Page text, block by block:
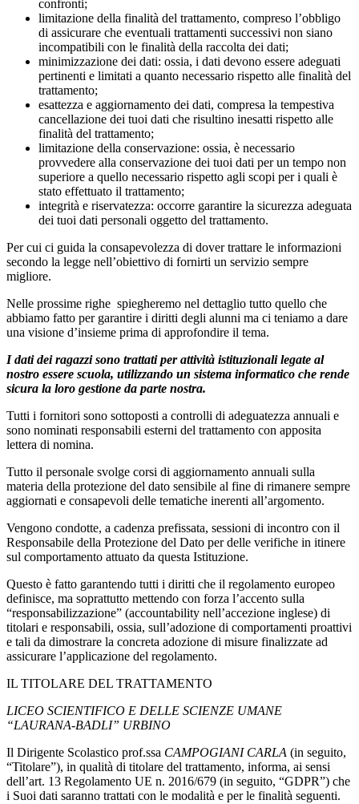
confronti;
limitazione della finalità del trattamento, compreso l’obbligo
di assicurare che eventuali trattamenti successivi non siano
incompatibili con le finalità della raccolta dei dati;
minimizzazione dei dati: ossia, i dati devono essere adeguati
pertinenti e limitati a quanto necessario rispetto alle finalità del
trattamento;
esattezza e aggiornamento dei dati, compresa la tempestiva
cancellazione dei tuoi dati che risultino inesatti rispetto alle
finalità del trattamento;
limitazione della conservazione: ossia, è necessario
provvedere alla conservazione dei tuoi dati per un tempo non
superiore a quello necessario rispetto agli scopi per i quali è
stato effettuato il trattamento;
integrità e riservatezza: occorre garantire la sicurezza adeguata
dei tuoi dati personali oggetto del trattamento.
Per cui ci guida la consapevolezza di dover trattare le informazioni
secondo la legge nell’obiettivo di fornirti un servizio sempre
migliore.
Nelle prossime righe spiegheremo nel dettaglio tutto quello che
abbiamo fatto per garantire i diritti degli alunni ma ci teniamo a dare
una visione d’insieme prima di approfondire il tema.
I dati dei ragazzi sono trattati per attività istituzionali legate al
nostro essere scuola, utilizzando un sistema informatico che rende
sicura la loro gestione da parte nostra.
Tutti i fornitori sono sottoposti a controlli di adeguatezza annuali e
sono nominati responsabili esterni del trattamento con apposita
lettera di nomina.
Tutto il personale svolge corsi di aggiornamento annuali sulla
materia della protezione del dato sensibile al fine di rimanere sempre
aggiornati e consapevoli delle tematiche inerenti all’argomento.
Vengono condotte, a cadenza prefissata, sessioni di incontro con il
Responsabile della Protezione del Dato per delle verifiche in itinere
sul comportamento attuato da questa Istituzione.
Questo è fatto garantendo tutti i diritti che il regolamento europeo
definisce, ma soprattutto mettendo con forza l’accento sulla
“responsabilizzazione” (accountability nell’accezione inglese) di
titolari e responsabili, ossia, sull’adozione di comportamenti proattivi
e tali da dimostrare la concreta adozione di misure finalizzate ad
assicurare l’applicazione del regolamento.
IL TITOLARE DEL TRATTAMENTO
LICEO SCIENTIFICO E DELLE SCIENZE UMANE
“LAURANA-BADLI” URBINO
Il Dirigente Scolastico prof.ssa CAMPOGIANI CARLA (in seguito,
“Titolare”), in qualità di titolare del trattamento, informa, ai sensi
dell’art. 13 Regolamento UE n. 2016/679 (in seguito, “GDPR”) che
i Suoi dati saranno trattati con le modalità e per le finalità seguenti.